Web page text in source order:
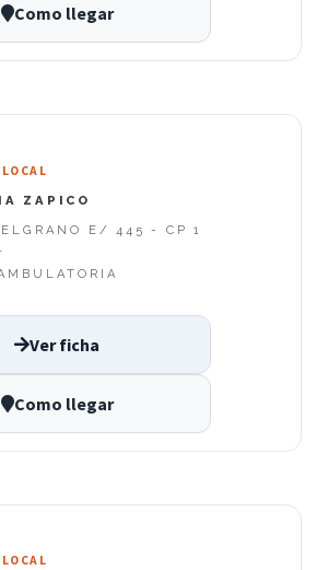
Como llegar
ZAPICO
E/ 445 - CP 1
Ver ficha
Como llegar